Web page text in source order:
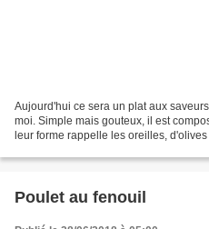
Aujourd'hui ce sera un plat aux
moi. Simple mais gouteux, il est
leur forme rappelle les oreilles,
Poulet au fenouil